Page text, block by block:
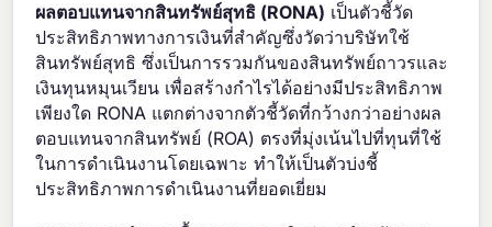
ผลตอบแทนจากสินทรัพย์สุทธิ (RONA) เป็นตัวชี้วัด
ประสิทธิภาพทางการเงินที่สำคัญซึ่งวัดว่าบริษัทใช้
สินทรัพย์สุทธิ ซึ่งเป็นการรวมกันของสินทรัพย์ถาวรและ
เงินทุนหมุนเวียน เพื่อสร้างกำไรได้อย่างมีประสิทธิภาพ
เพียงใด RONA แตกต่างจากตัวชี้วัดที่กว้างกว่าอย่างผล
ตอบแทนจากสินทรัพย์ (ROA) ตรงที่มุ่งเน้นไปที่ทุนที่ใช้
ในการดำเนินงานโดยเฉพาะ ทำให้เป็นตัวบ่งชี้
ประสิทธิภาพการดำเนินงานที่ยอดเยี่ยม